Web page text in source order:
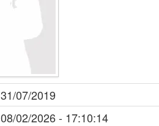
31/07/2019
08/02/2026 - 17:10:14